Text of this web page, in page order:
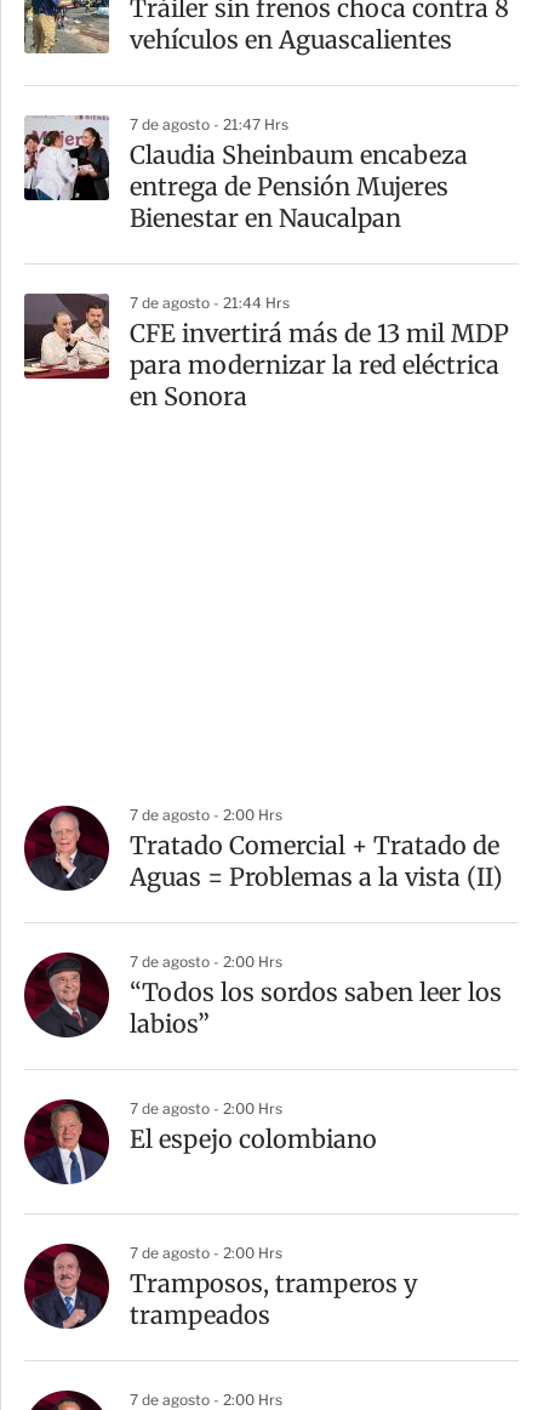
Tráiler sin frenos choca contra 8
vehículos en Aguascalientes
7 de agosto - 21:47 Hrs
Claudia Sheinbaum encabeza
entrega de Pensión Mujeres
Bienestar en Naucalpan
7 de agosto - 21:44 Hrs
CFE invertirá más de 13 mil MDP
para modernizar la red eléctrica
en Sonora
7 de agosto - 2:00 Hrs
Tratado Comercial + Tratado de
Aguas = Problemas a la vista (II)
7 de agosto - 2:00 Hrs
“Todos los sordos saben leer los
labios”
7 de agosto - 2:00 Hrs
El espejo colombiano
7 de agosto - 2:00 Hrs
Tramposos, tramperos y
trampeados
7 de agosto - 2:00 Hrs